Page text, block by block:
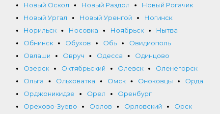
Новый Оскол
Новый Раздол
Новый Рогачик
Новый Ургал
Новый Уренгой
Ногинск
Норильск
Носовка Ноябрьск
Нытва
Обнинск
Обухов Обь
Овидиополь
Овлаши
Овруч Одесса
Одинцово
Озерск
Октябрьский Олевск
Оленегорск
Ольга
Ольховатка Омск Оноковцы
Орда
Орджоникидзе
Орел
Оренбург
Орехово-Зуево
Орлов Орловский
Орск